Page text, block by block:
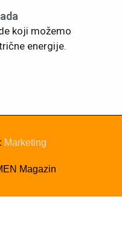
koji možemo
energije.
Marketing
Magazin